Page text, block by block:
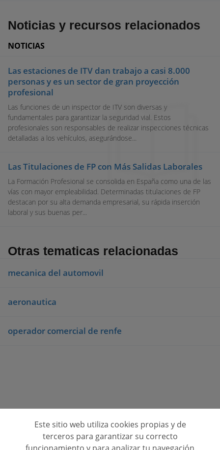
Noticias y recursos relacionados
NOTICIAS
Las estaciones de ITV dan trabajo a casi 8.000
personas y es un sector de gran proyección
profesional
Las funciones de un inspector de ITV son diversas y
fundamentales para garantizar la seguridad vial. Estos
profesionales son responsables de realizar inspecciones técnicas
detalladas a los vehículos, asegurándose...
Las Titulaciones de FP con Más Salidas Laborales
La Formación Profesional se consolida en España como una de las
vías con mayor empleabilidad. Determinadas titulaciones de FP
destacan por su alta demanda empresarial, su rápida inserción
laboral y sus buenas per...
Otras tematicas relacionadas
mecanica del automovil
aeronautica
operador comercial de renfe
Consulta opiniones de centros de formación
Este sitio web utiliza cookies propias y de
terceros para garantizar su correcto